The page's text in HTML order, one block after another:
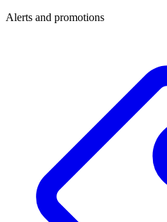
Alerts and promotions